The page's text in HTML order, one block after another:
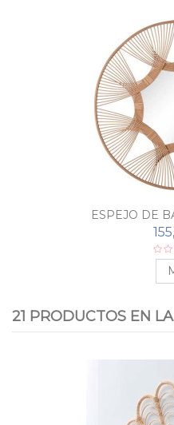
ESPEJO DE
21 PRODUCTOS EN